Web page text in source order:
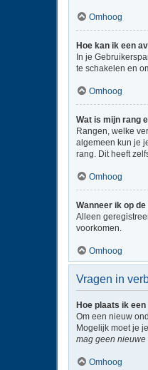
Omhoog
Hoe kan ik een
In je
te schakelen en
Omhoog
Wat is mijn rang
Rangen, welke
algemeen kun je
rang. Dit heeft
Omhoog
Wanneer ik op
Alleen
voorkomen.
Omhoog
Vragen in
Hoe plaats ik
Om een nieuw
Mogelijk moet je
mag geen nieuwe
Omhoog